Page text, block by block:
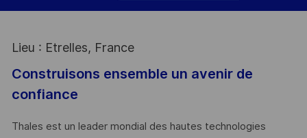
Lieu : Etrelles, France
Construisons ensemble un avenir de
confiance
Thales est un leader mondial des hautes technologies